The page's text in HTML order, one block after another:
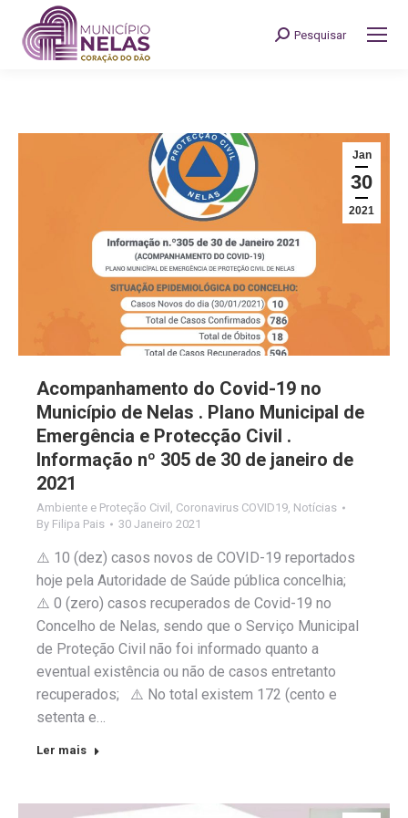
Search:
Pesquisar
Jan
30
2021
Acompanhamento do Covid-19 no
Município de Nelas . Plano Municipal de
Emergência e Protecção Civil .
Informação nº 305 de 30 de janeiro de
2021
Ambiente e Proteção Civil , Coronavirus COVID19, Notícias
By Filipa Pais 30 Janeiro 2021
⚠️ 10 (dez) casos novos de COVID-19 reportados
hoje pela Autoridade de Saúde pública concelhia;
⚠️ 0 (zero) casos recuperados de Covid-19 no
Concelho de Nelas, sendo que o Serviço Municipal
de Proteção Civil não foi informado quanto a
eventual existência ou não de casos entretanto
recuperados; ⚠️ No total existem 172 (cento e
setenta e…
Ler mais